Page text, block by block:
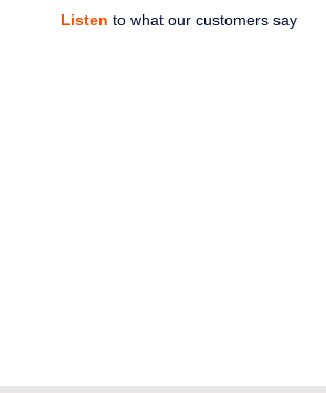
Listen to what our customers say